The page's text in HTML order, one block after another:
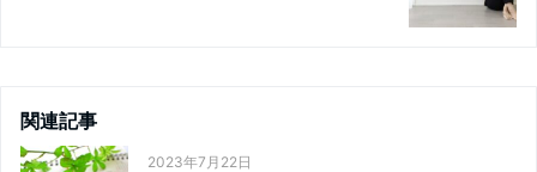
関連記事
2023年7月22日